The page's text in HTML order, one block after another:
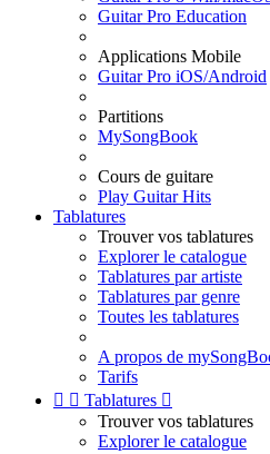
Guitar Pro Education
Applications Mobile
Guitar Pro iOS/Android
Partitions
MySongBook
Cours de guitare
Play Guitar Hits
Tablatures
Trouver vos tablatures
Explorer le catalogue
Tablatures par artiste
Tablatures par genre
Toutes les tablatures
A propos de
Tarifs
  Tablatures 
Trouver vos tablatures
Explorer le catalogue